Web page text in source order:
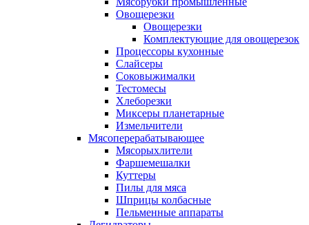
Овощерезки
Овощерезки
Комплектующие для овощерезок
Процессоры кухонные
Слайсеры
Соковыжималки
Тестомесы
Хлеборезки
Миксеры планетарные
Измельчители
Мясоперерабатывающее
Мясорыхлители
Фаршемешалки
Куттеры
Пилы для мяса
Шприцы колбасные
Пельменные аппараты